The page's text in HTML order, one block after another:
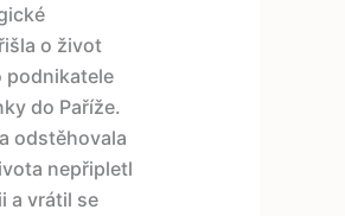
o život
podnikatele
do Paříže.
odstěhovala
nepřipletl
a vrátil se